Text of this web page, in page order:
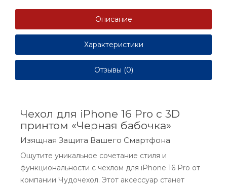
Описание
Характеристики
Отзывы (0)
Чехол для iPhone 16 Pro с 3D
принтом «Черная бабочка»
Изящная Защита Вашего Смартфона
Ощутите уникальное сочетание стиля и
функциональности с чехлом для iPhone 16 Pro от
компании Чудочехол. Этот аксессуар станет